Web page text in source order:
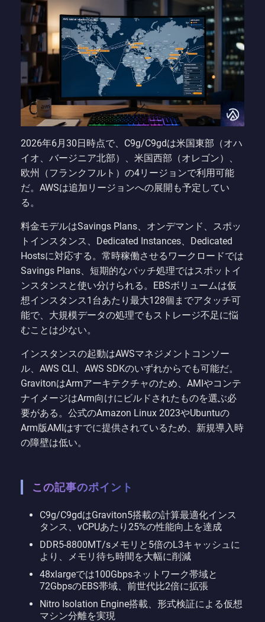
2026年6月30日時点で、C9g/C9gdは米国東部（オハ
イオ、バージニア北部）、米国西部（オレゴン）、
欧州（フランクフルト）の4リージョンで利用可能
だ。AWSは追加リージョンへの展開も予定してい
る。
料金モデルはSavings Plans、オンデマンド、スポッ
トインスタンス、Dedicated Instances、Dedicated
Hostsに対応する。常時稼働させるワークロードでは
Savings Plans、短期的なバッチ処理ではスポットイ
ンスタンスと使い分けられる。EBSボリュームは仮
想インスタンス1台あたり最大128個までアタッチ可
能で、大規模データの処理でもストレージ不足に悩
むことは少ない。
インスタンスの起動はAWSマネジメントコンソー
ル、AWS CLI、AWS SDKのいずれからでも可能だ。
GravitonはArmアーキテクチャのため、AMIやコンテ
ナイメージはArm向けにビルドされたものを選ぶ必
要がある。公式のAmazon Linux 2023やUbuntuの
Arm版AMIはすでに提供されているため、新規導入時
の障壁は低い。
この記事のポイント
C9g/C9gdはGraviton5搭載の計算最適化インス
タンス、vCPUあたり25%の性能向上を達成
DDR5-8800MT/sメモリと5倍のL3キャッシュに
より、メモリ待ち時間を大幅に削減
48xlargeでは100Gbpsネットワーク帯域と
72GbpsのEBS帯域、前世代比2倍に拡張
Nitro Isolation Engine搭載、形式検証による仮想
マシン分離を実現